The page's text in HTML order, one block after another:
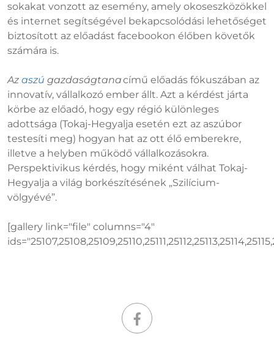
sokakat vonzott az esemény, amely okoseszközökkel
és internet segítségével bekapcsolódási lehetőséget
biztosított az előadást facebookon élőben követők
számára is.
Az aszú gazdaságtanacímű előadás fókuszában az
innovatív, vállalkozó ember állt. Azt a kérdést járta
körbe az előadó, hogy egy régió különleges
adottsága (Tokaj-Hegyalja esetén ezt az aszúbor
testesíti meg) hogyan hat az ott élő emberekre,
illetve a helyben működő vállalkozásokra.
Perspektivikus kérdés, hogy miként válhat Tokaj-
Hegyalja a világ borkészítésének „Szilícium-
völgyévé”.
[gallery link="file" columns="4"